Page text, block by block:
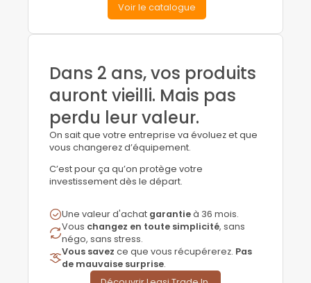
Voir le catalogue
Dans 2 ans, vos produits
auront vieilli. Mais pas
perdu leur valeur.
On sait que votre entreprise va évoluez et que
vous changerez d’équipement.
C’est pour ça qu’on protège votre
investissement dès le départ.
Une valeur d'achat garantieà 36 mois.
Vous changez en toute simplicité, sans
négo, sans stress.
Vous savez ce que vous récupérerez. Pas
de mauvaise surprise.